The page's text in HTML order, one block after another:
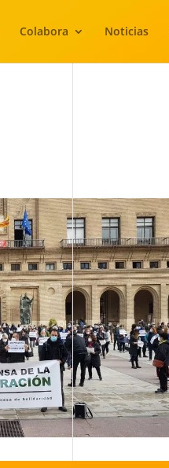
Colabora Noticias